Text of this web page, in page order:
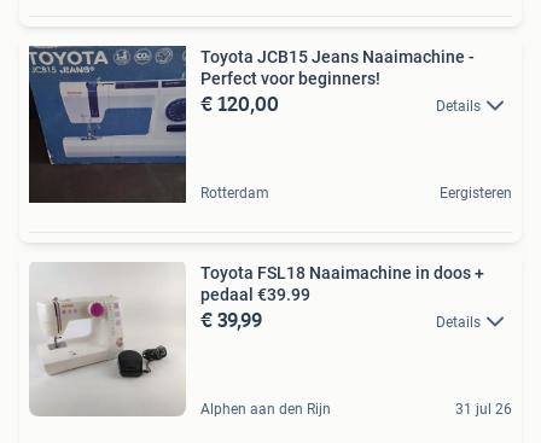
Toyota JCB15 Jeans Naaimachine -
Perfect voor beginners!
€ 120,00 Details
Rotterdam Eergisteren
Toyota FSL18 Naaimachine in doos +
pedaal €39.99
€ 39,99 Details
Alphen aan den Rijn 31 jul 26